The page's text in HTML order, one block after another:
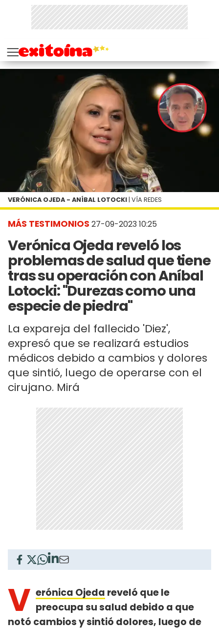
MÁS TESTIMONIOS 27-09-2023 10:25
Verónica Ojeda reveló los
problemas de salud que tiene
tras su operación con Aníbal
Lotocki: "Durezas como una
especie de piedra"
La expareja del fallecido 'Diez',
expresó que se realizará estudios
médicos debido a cambios y dolores
que sintió, luego de operarse con el
cirujano. Mirá
VERÓNICA OJEDA - ANÍBAL LOTOCKI | VÍA REDES
V erónica Ojeda reveló que le
preocupa su salud debido a que
notó cambios y sintió dolores, luego de